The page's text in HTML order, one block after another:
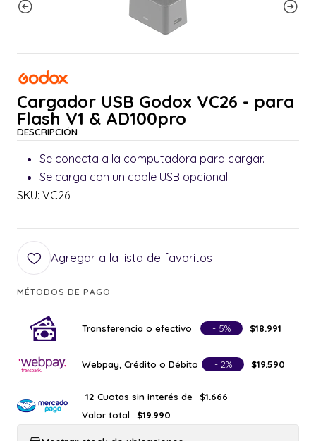
Cargador USB Godox VC26 - para
Flash V1 & AD100pro
DESCRIPCIÓN
Se conecta a la computadora para cargar.
Se carga con un cable USB opcional.
SKU: VC26
Agregar a la lista de favoritos
MÉTODOS DE PAGO
Transferencia o efectivo - 5% $18.991
Webpay, Crédito o Débito - 2% $19.590
12 Cuotas sin interés de
$1.666
Valor total
$19.990